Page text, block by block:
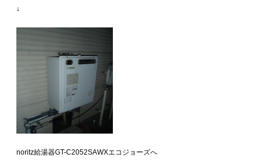
↓
noritz給湯器GT-C2052SAWXエコジョーズへ